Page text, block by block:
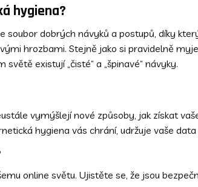
hygiena?
soubor dobrých návyků a postupů, díky
hrozbami. Stejně jako si pravidelně
existují „čisté“ a „špinavé“ návyky.
vymýšlejí nové způsoby, jak získat
hygiena vás chrání, udržuje vaše
online světu. Ujistěte se, že jsou